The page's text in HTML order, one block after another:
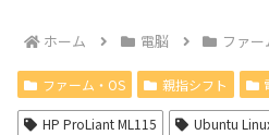
ホーム 電脳 ファー
ファーム・OS 親指シフト
HP ProLiant ML115 Ubuntu